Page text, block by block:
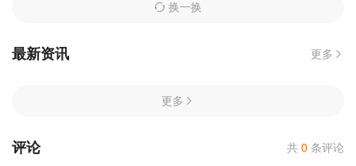
第26集
换一换
最新资讯 更多
更多
评论 共 0 条评论